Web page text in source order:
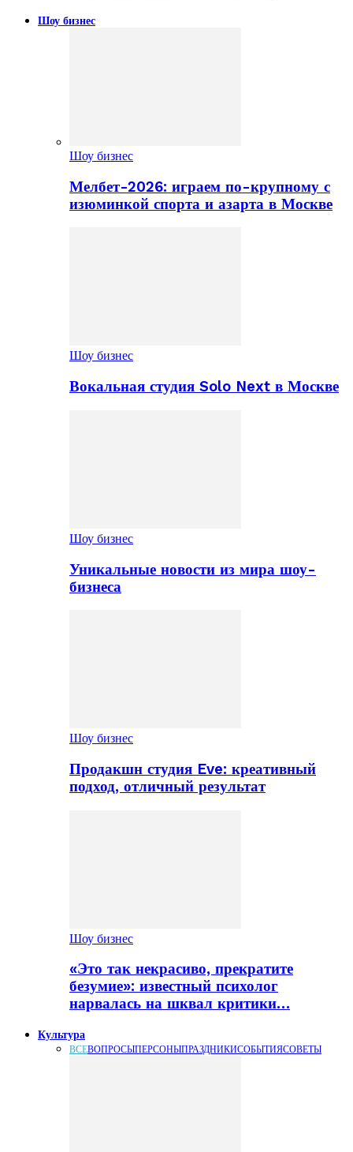
Шоу бизнес
Шоу бизнес
Мелбет-2026: играем по-крупному с
изюминкой спорта и азарта в Москве
Шоу бизнес
Вокальная студия Solo Next в Москве
Шоу бизнес
Уникальные новости из мира шоу-
бизнеса
Шоу бизнес
Продакшн студия Eve: креативный
подход, отличный результат
Шоу бизнес
«Это так некрасиво, прекратите
безумие»: известный психолог
нарвалась на шквал критики…
Культура
ВСЕВОПРОСЫПЕРСОНЫПРАЗДНИКИСОБЫТИЯСОВЕТЫ